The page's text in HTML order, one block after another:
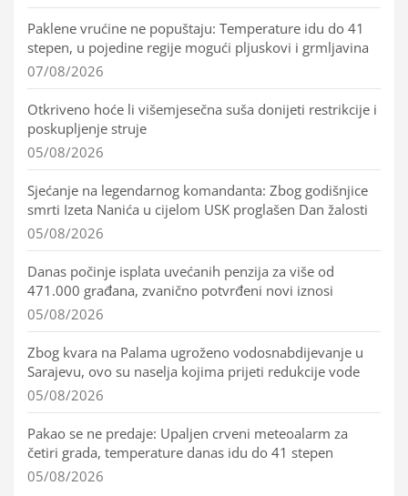
Paklene vrućine ne popuštaju: Temperature idu do 41
stepen, u pojedine regije mogući pljuskovi i grmljavina
07/08/2026
Otkriveno hoće li višemjesečna suša donijeti restrikcije i
poskupljenje struje
05/08/2026
Sjećanje na legendarnog komandanta: Zbog godišnjice
smrti Izeta Nanića u cijelom USK proglašen Dan žalosti
05/08/2026
Danas počinje isplata uvećanih penzija za više od
471.000 građana, zvanično potvrđeni novi iznosi
05/08/2026
Zbog kvara na Palama ugroženo vodosnabdijevanje u
Sarajevu, ovo su naselja kojima prijeti redukcije vode
05/08/2026
Pakao se ne predaje: Upaljen crveni meteoalarm za
četiri grada, temperature danas idu do 41 stepen
05/08/2026